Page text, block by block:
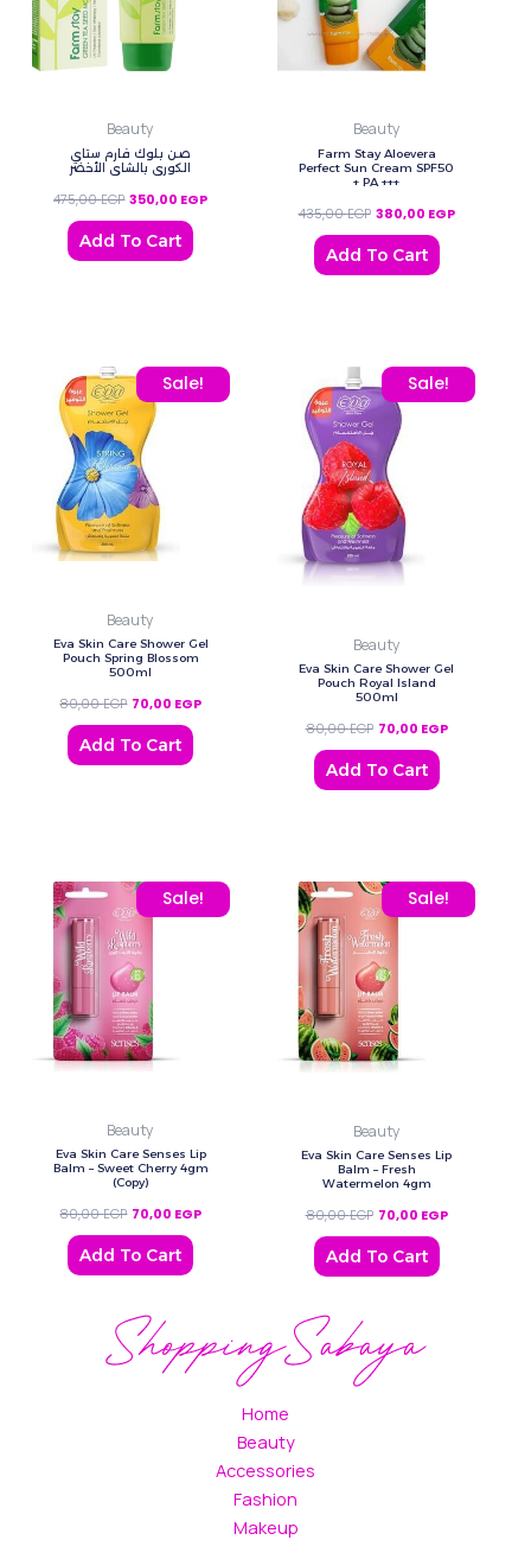
Beauty
صن بلوك فارم ستاي
الكوري ‌بالشاي الأخضر
475,00EGP 350,00 EGP
Add To Cart
Beauty
Farm Stay Aloevera
Perfect Sun Cream SPF50
+ PA +++
435,00EGP 380,00 EGP
Add To Cart
Sale!
Beauty
Eva Skin Care Shower Gel
Pouch Spring Blossom
500ml
80,00EGP
Original price was: 80,00 EGP.
70,00 EGP
Current price is: 70,00 EGP.
Add To Cart
Sale!
Beauty
Eva Skin Care Shower Gel
Pouch Royal Island
500ml
80,00EGP
Original price was:
70,00 EGP
Current price
Add To Cart
Sale!
Beauty
Eva Skin Care Senses Lip
Balm – Sweet Cherry 4gm
(Copy)
80,00EGP
Original price was: 80,00 EGP.
70,00 EGP
Current price is: 70,00 EGP.
Add To Cart
Sale!
Beauty
Eva Skin Care Senses Lip
Balm – Fresh
Watermelon 4gm
80,00EGP
Original price was:
70,00 EGP
Current price
Add To Cart
Home
Beauty
Accessories
Fashion
Makeup